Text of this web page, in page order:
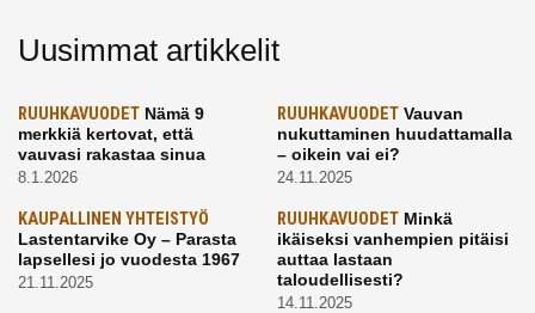
Uusimmat artikkelit
RUUHKAVUODET Nämä 9
merkkiä kertovat, että
vauvasi rakastaa sinua
8.1.2026
RUUHKAVUODETVauvan
nukuttaminen huudattamalla
– oikein vai ei?
24.11.2025
KAUPALLINEN YHTEISTYÖ
Lastentarvike Oy – Parasta
lapsellesi jo vuodesta 1967
21.11.2025
RUUHKAVUODETMinkä
ikäiseksi vanhempien pitäisi
auttaa lastaan
taloudellisesti?
14.11.2025